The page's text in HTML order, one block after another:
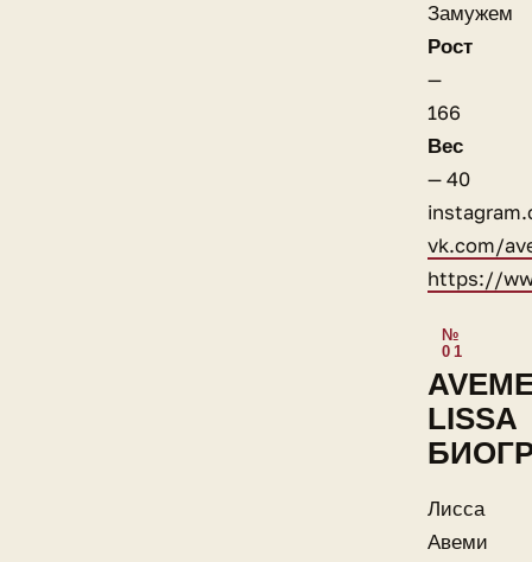
Замужем
Рост
—
166
Вес
— 40
vk.com/
https://
LISSA
Лисса
Авеми